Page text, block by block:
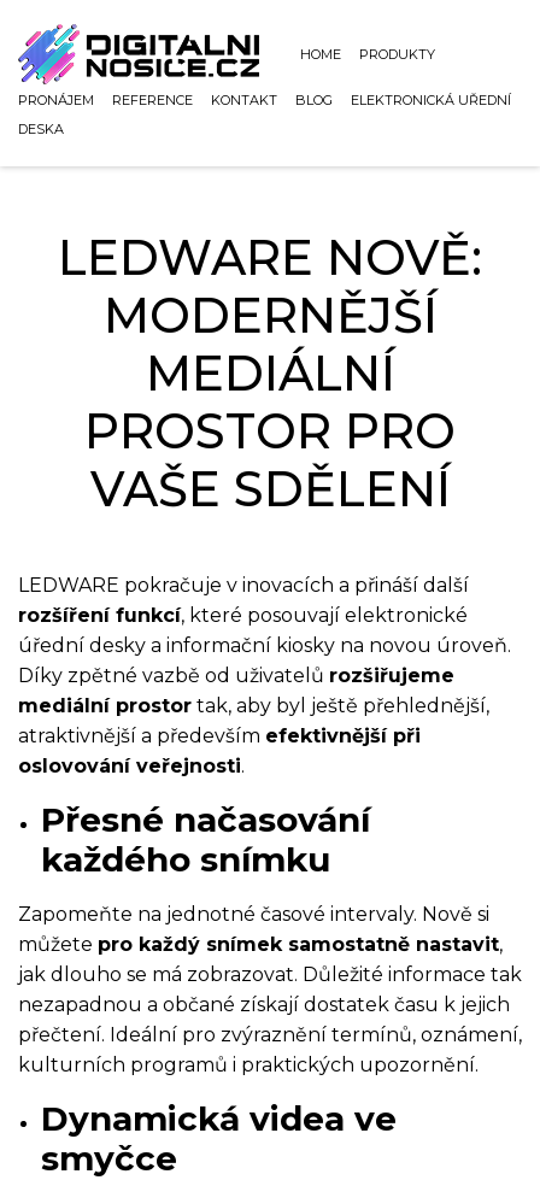
HOME PRODUKTY
PRONÁJEM REFERENCE KONTAKT BLOG
ELEKTRONICKÁ UŘEDNÍ
DESKA
LEDWARE NOVĚ:
MODERNĚJŠÍ
MEDIÁLNÍ
PROSTOR PRO
VAŠE SDĚLENÍ
LEDWARE pokračuje v inovacích a přináší další
rozšíření funkcí, které posouvají elektronické
úřední desky a informační kiosky na novou úroveň.
Díky zpětné vazbě od uživatelů rozšiřujeme
mediální prostor tak, aby byl ještě přehlednější,
atraktivnější a především efektivnější při
oslovování veřejnosti.
Přesné načasování
každého snímku
Zapomeňte na jednotné časové intervaly. Nově si
můžete pro každý snímek samostatně nastavit,
jak dlouho se má zobrazovat. Důležité informace tak
nezapadnou a občané získají dostatek času k jejich
přečtení. Ideální pro zvýraznění termínů, oznámení,
kulturních programů i praktických upozornění.
Dynamická videa ve
smyčce